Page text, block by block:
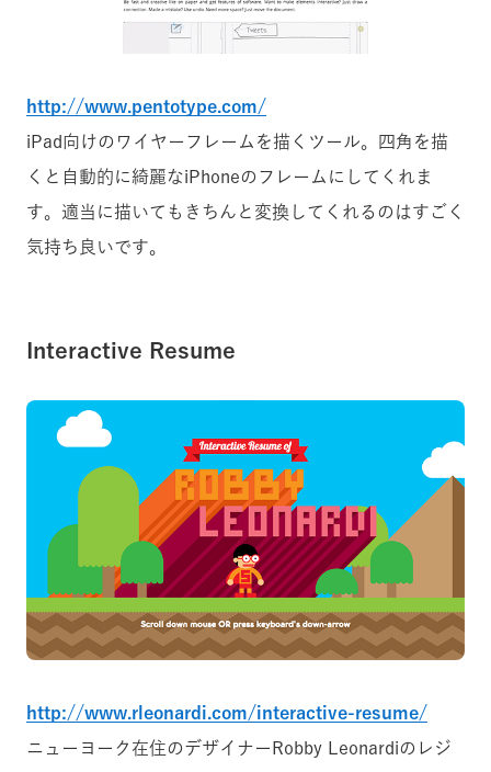
http://www.pentotype.com/
iPad向けのワイヤーフレームを描くツール。四角を描
くと自動的に綺麗なiPhoneのフレームにしてくれま
す。適当に描いてもきちんと変換してくれるのはすごく
気持ち良いです。
Interactive Resume
http://www.rleonardi.com/interactive-resume/
ニューヨーク在住のデザイナーRobby Leonardiのレジ